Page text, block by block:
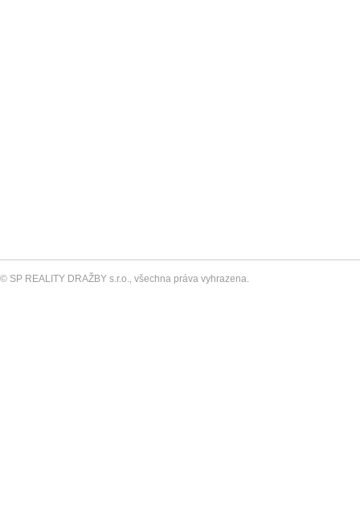
© SP REALITY DRAŽBY s.r.o., všechna práva vyhrazena.